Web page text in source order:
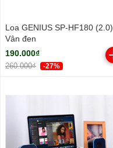
Loa GENIUS SP-HF180 (2.0)
Vân đen
190.000₫
260.000₫ -27%